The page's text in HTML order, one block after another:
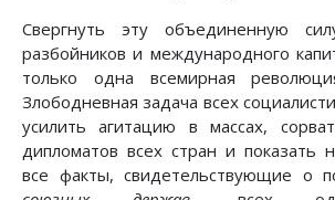
Свергнуть эту объединенную
разбойников и международного
только одна всемирная
Злободневная задача всех
усилить агитацию в массах,
дипломатов всех стран и показать
все факты, свидетельствующие о